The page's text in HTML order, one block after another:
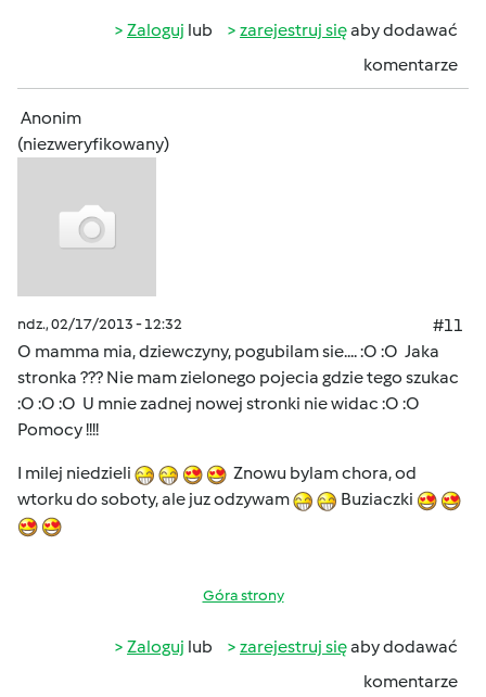
Zaloguj lub zarejestruj sięaby dodawać
komentarze
Anonim
(niezweryfikowany)
ndz., 02/17/2013 - 12:32
#11
O mamma mia, dziewczyny, pogubilam sie.... :O :O Jaka
stronka ??? Nie mam zielonego pojecia gdzie tego szukac
:O :O :O U mnie zadnej nowej stronki nie widac :O :O
Pomocy !!!!
I milej niedzieli
Znowu bylam chora, od
wtorku do soboty, ale juz odzywam
Buziaczki
Góra strony
Zaloguj lub zarejestruj sięaby dodawać
komentarze